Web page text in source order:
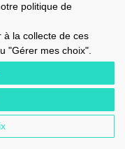
- 56100 LORIENT -
politique de
à la collecte de ces
"Gérer mes choix".